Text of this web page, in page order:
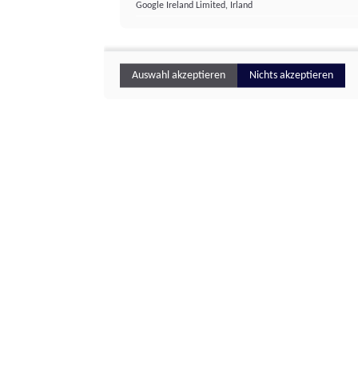
Google Ireland Limited, Irland
Auswahl akzeptieren Nichts akzeptieren